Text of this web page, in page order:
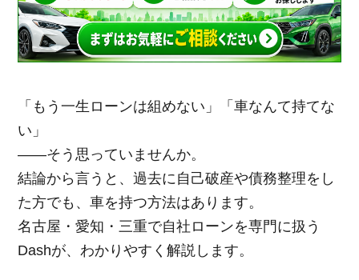
「もう一生ローンは組めない」「車なんて持てな
い」
——そう思っていませんか。
結論から言うと、過去に自己破産や債務整理をし
た方でも、車を持つ方法はあります。
名古屋・愛知・三重で自社ローンを専門に扱う
Dashが、わかりやすく解説します。